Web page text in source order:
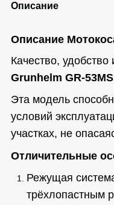
Описание
Описание
Качество,
Grunhelm GR-53MS
Эта модель
условий
участках, не
Отличительные
Режущая
трёхлопастным